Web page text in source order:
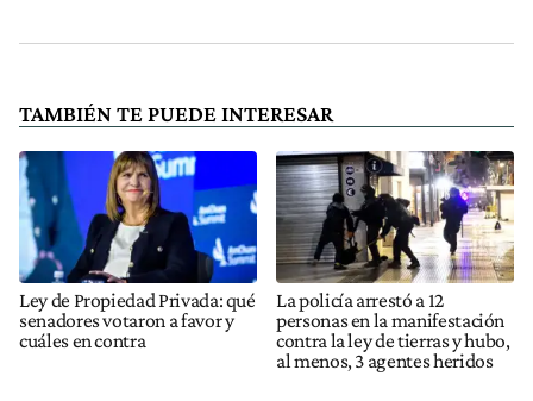
TAMBIÉN TE PUEDE INTERESAR
Ley de Propiedad Privada: qué
senadores votaron a favor y
cuáles en contra
La policía arrestó a 12
personas en la manifestación
contra la ley de tierras y hubo,
al menos, 3 agentes heridos